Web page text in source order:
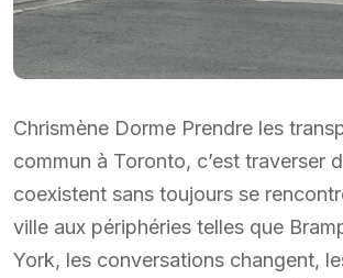
Chrismène Dorme Prendre les
commun à Toronto, c’est traverser
coexistent sans toujours se
ville aux périphéries telles que
York, les conversations changent,